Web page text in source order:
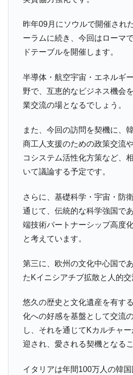
昨年09月にソウルで開催され
ーラムに続き、今回はローマ
ドテーブルを開催します。
半導体・航空宇宙・エネルギ
野で、互恵的なビジネス機会
業交流の場となるでしょう。
また、今回の訪問を契機に、
商工人支援のための政策交流
コシステム活性化方策など、
いて議論する予定です。
さらに、基礎科学・宇宙・防
通じて、伝統的な科学強国で
端技術パートナーシップ高度
と考えています。
第三に、欧州の文化中心国で
たKイニシアチブ拡散と人的交
悠久の歴史と文化遺産を有す
化への好感を基盤として交流
し、それを通じてKカルチャ
迎され、愛される契機となる
イタリアは年間100万人の韓